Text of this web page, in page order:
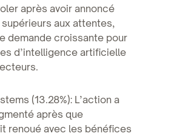
après avoir annoncé
aux attentes,
demande croissante pour
d’intelligence artificielle
(13.28%): L’action a
après que
renoué avec les bénéfices